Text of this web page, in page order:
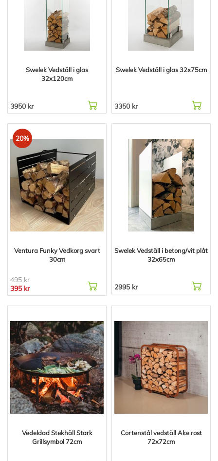
Swelek Vedställ i glas
32x120cm
3950 kr
Swelek Vedställ i glas 32x75cm
3350 kr
20%
Ventura Funky Vedkorg svart
30cm
495 kr
395 kr
Swelek Vedställ i betong/vit plåt
32x65cm
2995 kr
Vedeldad Stekhäll Stark
Grillsymbol 72cm
Cortenstål vedställ Ake rost
72x72cm